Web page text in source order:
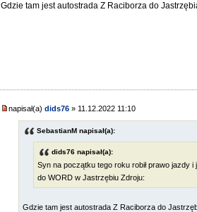
Gdzie tam jest autostrada Z Raciborza do
napisał(a)dids76 » 11.12.2022 11:10
SebastianM napisał(a):
dids76 napisał(a):
Syn na początku tego roku robił prawo jazdy
do WORD w Jastrzębiu Zdroju:
Gdzie tam jest autostrada Z Raciborza do